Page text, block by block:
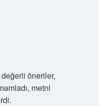
değerli öneriler,
metni